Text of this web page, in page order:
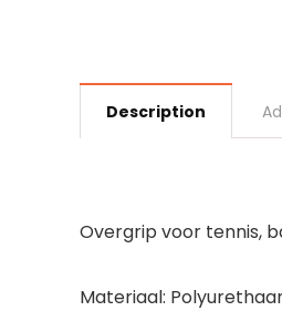
Description
Overgrip voor tennis,
Materiaal: